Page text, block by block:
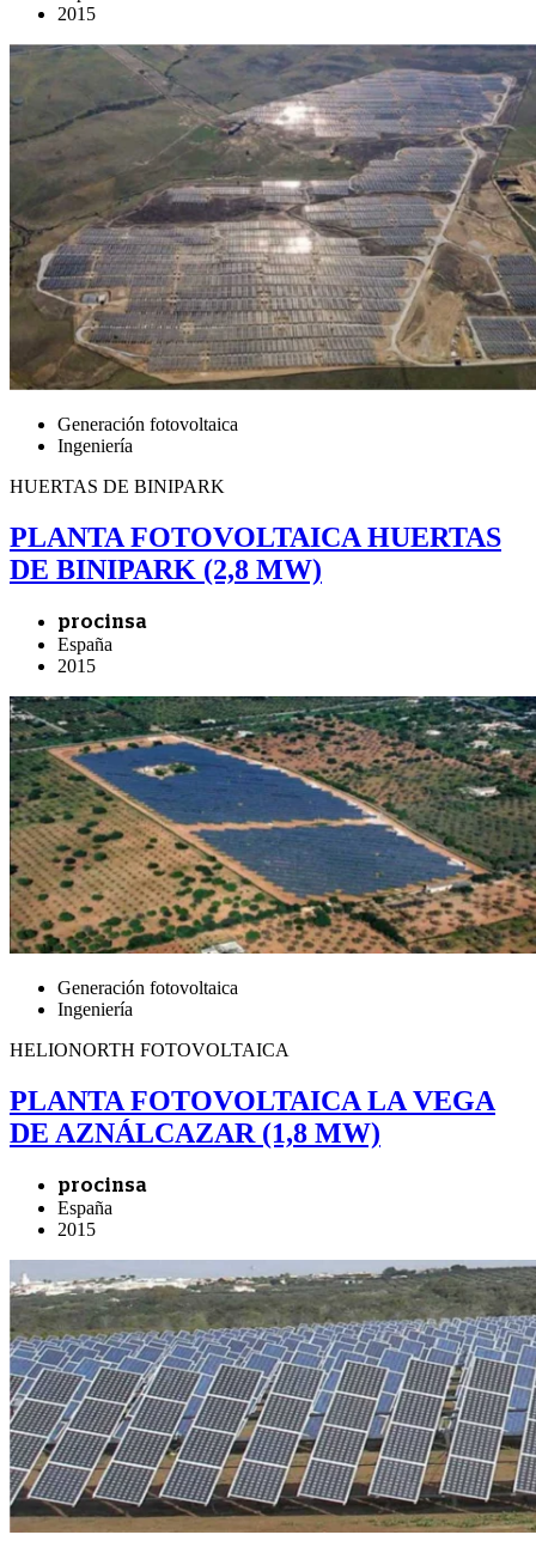
2015
Generación fotovoltaica
Ingeniería
HUERTAS DE BINIPARK
PLANTA FOTOVOLTAICA HUERTAS
DE BINIPARK (2,8 MW)
procinsa
España
2015
Generación fotovoltaica
Ingeniería
HELIONORTH FOTOVOLTAICA
PLANTA FOTOVOLTAICA LA VEGA
DE AZNÁLCAZAR (1,8 MW)
procinsa
España
2015